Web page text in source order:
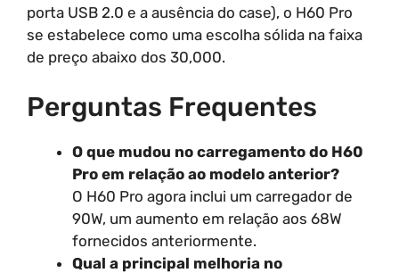
porta USB 2.0 e a ausência do case), o H60 Pro
se estabelece como uma escolha sólida na faixa
de preço abaixo dos 30,000.
Perguntas Frequentes
O que mudou no carregamento do H60
Pro em relação ao modelo anterior?
O H60 Pro agora inclui um carregador de
90W, um aumento em relação aos 68W
fornecidos anteriormente.
Qual a principal melhoria no